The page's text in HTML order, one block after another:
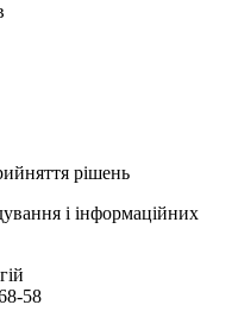
рішень
і інформаційних
58